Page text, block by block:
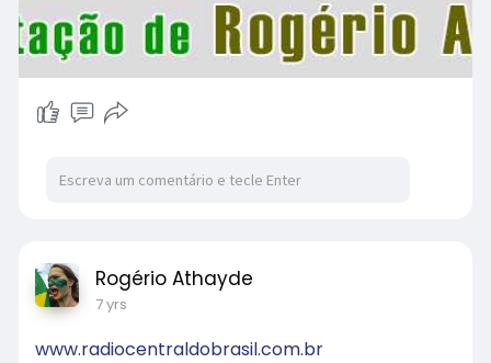
Rogério Athayde
7 yrs
www.radiocentraldobrasil.com.br